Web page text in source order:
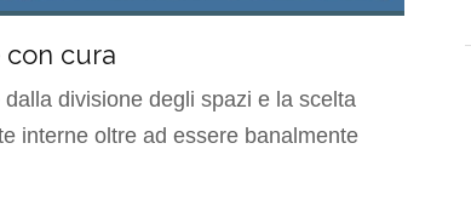
con cura
divisione degli spazi e la scelta
interne oltre ad essere banalmente